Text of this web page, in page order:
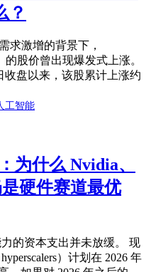
？
求激增的背景下，
的股价曾出现爆发式上涨。
收盘以来，该股累计上涨约
工智能
为什么 Nvidia、
硬件赛道最优
的资本支出并未放缓。 现
）计划在 2026 年